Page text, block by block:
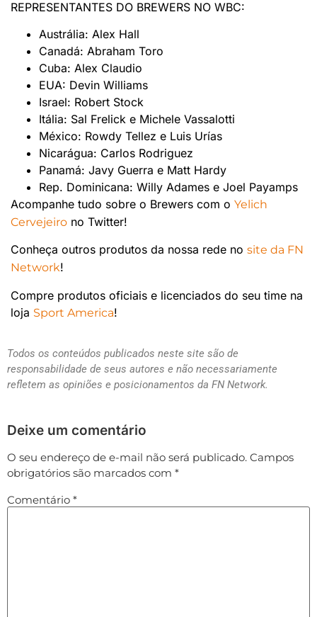
REPRESENTANTES DO BREWERS NO WBC:
Austrália: Alex Hall
Canadá: Abraham Toro
Cuba: Alex Claudio
EUA: Devin Williams
Israel: Robert Stock
Itália: Sal Frelick e Michele Vassalotti
México: Rowdy Tellez e Luis Urías
Nicarágua: Carlos Rodriguez
Panamá: Javy Guerra e Matt Hardy
Rep. Dominicana: Willy Adames e Joel Payamps
Acompanhe tudo sobre o Brewers com o Yelich
Cervejeiro no Twitter!
Conheça outros produtos da nossa rede no site da FN
Network!
Compre produtos oficiais e licenciados do seu time na
loja Sport America!
Todos os conteúdos publicados neste site são de
responsabilidade de seus autores e não necessariamente
refletem as opiniões e posicionamentos da FN Network.
Deixe um comentário
O seu endereço de e-mail não será publicado. Campos
obrigatórios são marcados com *
Comentário *